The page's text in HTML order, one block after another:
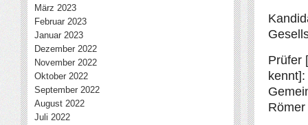
Prüfer
März 2023
Februar 2023
Januar 2023
Dezember 2022
November 2022
Oktober 2022
September 2022
August 2022
Juli 2022